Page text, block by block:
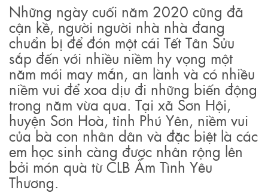
Những ngày cuối năm 2020 cũng đã
cận kề, người người nhà nhà đang
chuẩn bị để đón một cái Tết Tân Sửu
sắp đến với nhiều niềm hy vọng một
năm mới may mắn, an lành và có nhiều
niềm vui để xoa dịu đi những biến động
trong năm vừa qua. Tại xã Sơn Hội,
huyện Sơn Hoà, tỉnh Phú Yên, niềm vui
của bà con nhân dân và đặc biệt là các
em học sinh càng được nhân rộng lên
bởi món quà từ CLB Ấm Tình Yêu
Thương.